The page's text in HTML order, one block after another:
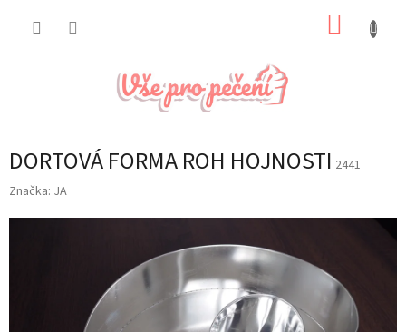
DORTOVÁ FORMA ROH HOJNOSTI 2441
Značka: JA